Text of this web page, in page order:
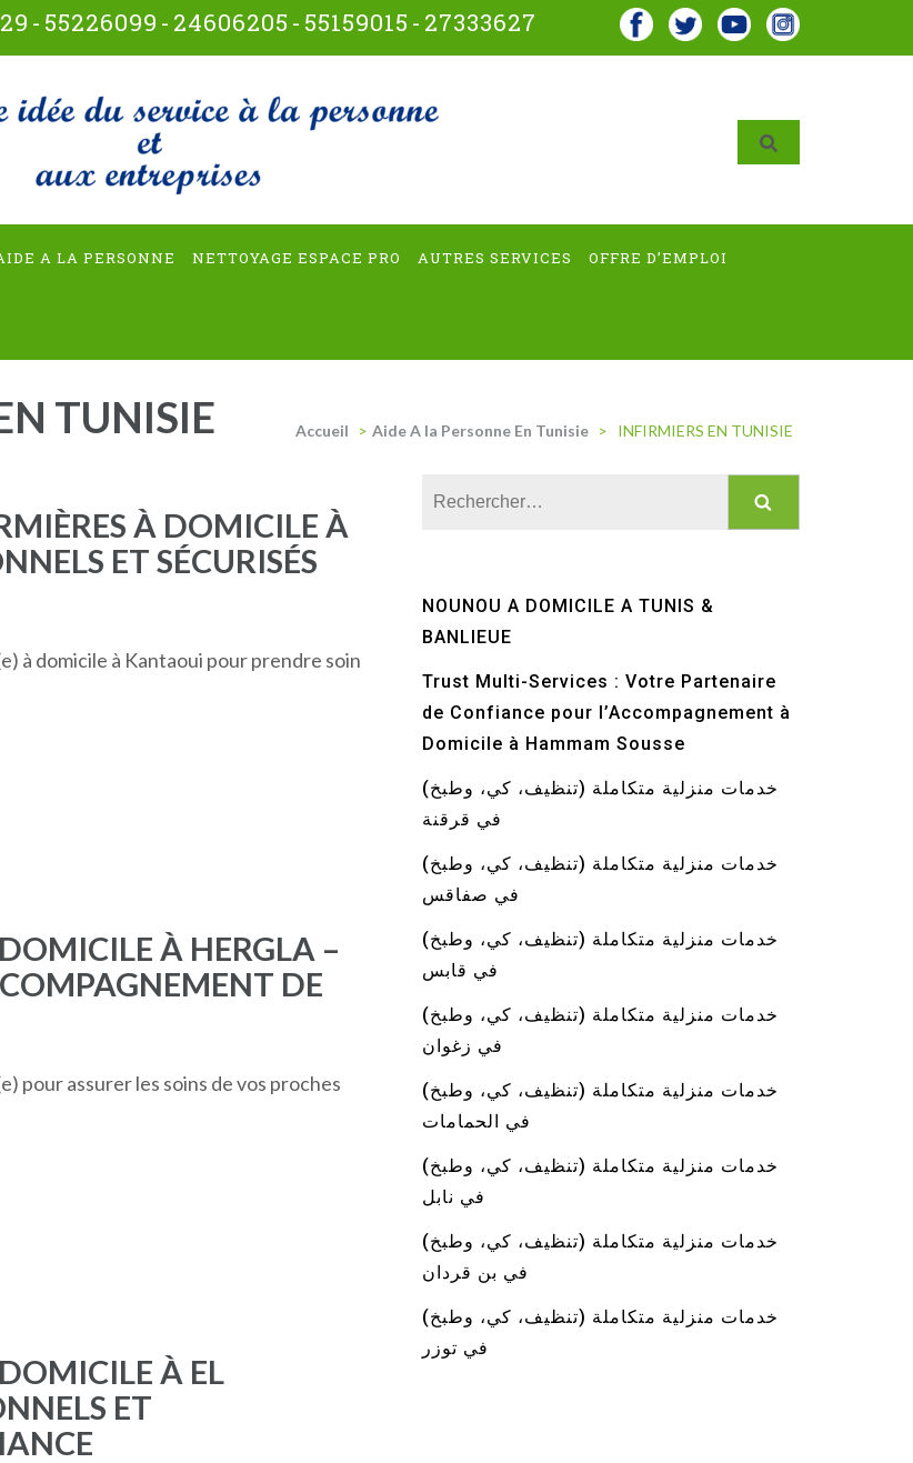
- 55226099 - 24606205 - 55159015 - 27333627
A LA PERSONNE NETTOYAGE ESPACE PRO AUTRES SERVICES OFFRE D’EMPLOI
TUNISIE Accueil > Aide A la Personne En Tunisie > INFIRMIERS EN TUNISIE
À DOMICILE À
ET SÉCURISÉS
à domicile à Kantaoui pour prendre soin
À HERGLA –
DE
pour assurer les soins de vos proches
À EL
ET
Rechercher :
NOUNOU A DOMICILE A TUNIS &
BANLIEUE
Trust Multi-Services : Votre Partenaire
de Confiance pour l’Accompagnement à
Domicile à Hammam Sousse
خدمات منزلية متكاملة (تنظيف، كي، وطبخ)
في قرقنة
خدمات منزلية متكاملة (تنظيف، كي، وطبخ)
في صفاقس
خدمات منزلية متكاملة (تنظيف، كي، وطبخ)
في قابس
خدمات منزلية متكاملة (تنظيف، كي، وطبخ)
في زغوان
خدمات منزلية متكاملة (تنظيف، كي، وطبخ)
في الحمامات
خدمات منزلية متكاملة (تنظيف، كي، وطبخ)
في نابل
خدمات منزلية متكاملة (تنظيف، كي، وطبخ)
في بن قردان
خدمات منزلية متكاملة (تنظيف، كي، وطبخ)
في توزر